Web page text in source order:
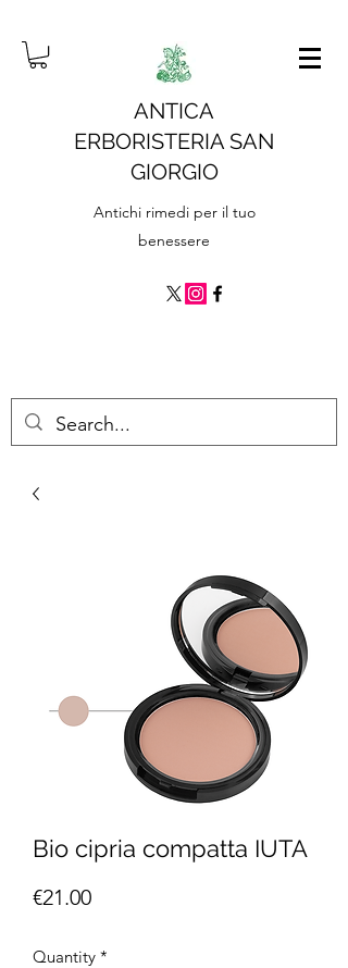
ANTICA
ERBORISTERIA SAN
GIORGIO
Antichi rimedi per il tuo
benessere
Bio cipria compatta IUTA
€21.00Price
Quantity *